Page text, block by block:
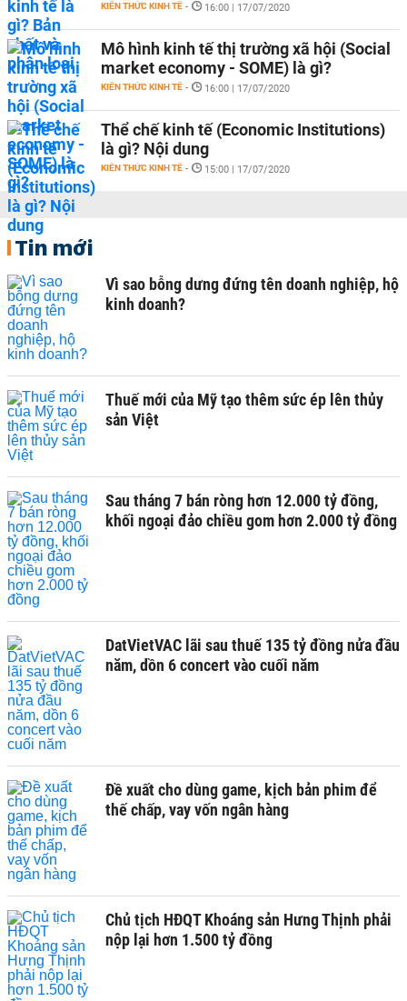
KIẾN THỨC KINH TẾ - 16:00 | 17/07/2020
Mô hình kinh tế thị trường xã hội (Social
market economy - SOME) là gì?
KIẾN THỨC KINH TẾ - 16:00 | 17/07/2020
Thể chế kinh tế (Economic Institutions)
là gì? Nội dung
KIẾN THỨC KINH TẾ - 15:00 | 17/07/2020
Tin mới
Vì sao bỗng dưng đứng tên doanh nghiệp, hộ
kinh doanh?
Thuế mới của Mỹ tạo thêm sức ép lên thủy
sản Việt
Sau tháng 7 bán ròng hơn 12.000 tỷ đồng,
khối ngoại đảo chiều gom hơn 2.000 tỷ đồng
DatVietVAC lãi sau thuế 135 tỷ đồng nửa đầu
năm, dồn 6 concert vào cuối năm
Đề xuất cho dùng game, kịch bản phim để
thế chấp, vay vốn ngân hàng
Chủ tịch HĐQT Khoáng sản Hưng Thịnh phải
nộp lại hơn 1.500 tỷ đồng